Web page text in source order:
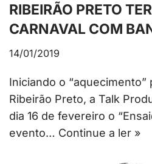
RIBEIRÃO PRETO
CARNAVAL COM
14/01/2019
Iniciando o “aquecimento”
Ribeirão Preto, a Talk
dia 16 de fevereiro o
evento… Continue a ler »